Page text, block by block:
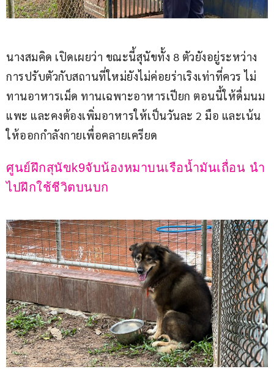
นางสมคิด เปิดเผยว่า ขณะนี้สุนัขทั้ง 8 ตัวยังอยู่ระหว่าง
การปรับตัวกับสถานที่ใหม่ยังไม่ค่อยร่าเริงเท่าที่ควร ไม่
ทานอาหารเม็ด ทานเฉพาะอาหารเปียก ตอนนี้ให้ดื่มนม
แพะ และคงต้องเพิ่มอาหารให้เป็นวันละ 2 มือ และเน้น
ให้ออกกำลังกายเพื่อคลายเครียด
ศูนย์ฝึกสุนัขk9จับน้องหมาบนเรือน้ำมันเถื่อน นำ
ไปฝึกใช้ชีวิตบนบก